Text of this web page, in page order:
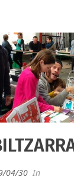
04/30 In